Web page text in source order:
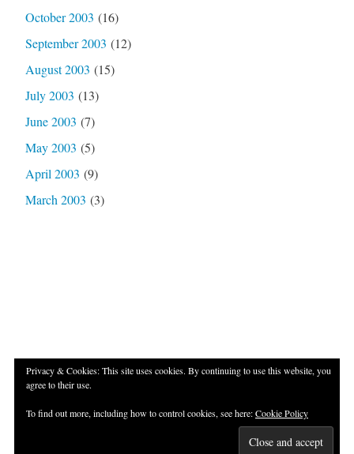
October 2003 (16)
September 2003 (12)
August 2003 (15)
July 2003 (13)
June 2003 (7)
May 2003 (5)
April 2003 (9)
March 2003 (3)
Publisher 2 by
Raam Dev.
Privacy & Cookies: This site uses cookies. By continuing to use this website, you
agree to their use.
To find out more, including how to control cookies, see here:Cookie Policy